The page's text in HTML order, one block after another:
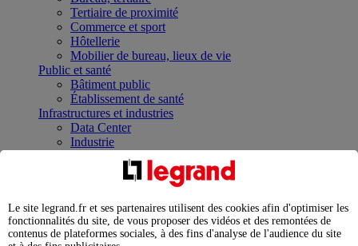
Tertiaire de proximité
Commerce et sport
Hôtellerie
Mobilier de bureau, lieux de vie
Public et santé
Bâtiment public
Établissement de santé
Infrastructures et industries
Data Center
Industrie
Infrastructures
Contrôler et planifier le fonctionnement des appareils
Répartir et optimiser son tableau électrique
Legrand Data Center Solutions : concentrer les
expertises au service de vos performances
Le site legrand.fr et ses partenaires utilisent des cookies afin d'optimiser les
fonctionnalités du site, de vous proposer des vidéos et des remontées de
contenus de plateformes sociales, à des fins d'analyse de l'audience du site